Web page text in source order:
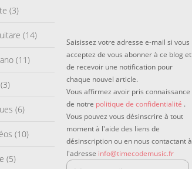
(3)
(14)
(11)
(3)
(6)
(10)
(5)
Saisissez votre adresse e-mail si vous
acceptez de vous abonner à ce blog et
de recevoir une notification pour
chaque nouvel article.
Vous affirmez avoir pris connaissance
de notre politique de confidentialité .
Vous pouvez vous désinscrire à tout
moment à l'aide des liens de
désinscription ou en nous contactant à
l'adresse info@timecodemusic.fr